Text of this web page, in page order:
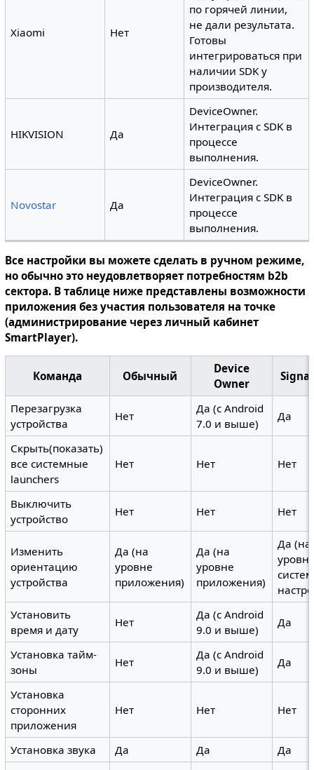
Xiaomi Нет
по горячей линии,
не дали результата.
Готовы
интегрироваться при
наличии SDK у
производителя.
HIKVISION Да
DeviceOwner.
Интеграция с SDK в
процессе
выполнения.
Novostar Да
DeviceOwner.
Интеграция с SDK в
процессе
выполнения.
Все настройки вы можете сделать в ручном режиме,
но обычно это неудовлетворяет потребностям b2b
сектора. В таблице ниже представлены возможности
приложения без участия пользователя на точке
(администрирование через личный кабинет
SmartPlayer).
Команда Обычный
Device
Owner
Перезагрузка
устройства
Нет
Да (c Android
7.0 и выше)
Да
Скрыть(показать)
все системные
launchers
Нет Нет Нет
Выключить
устройство
Нет Нет Нет
Изменить
ориентацию
устройства
Да (на
уровне
приложения)
Да (на
уровне
приложения)
Да (на
Установить
время и дату
Нет
Да (c Android
9.0 и выше)
Да
Установка тайм-
зоны
Нет
Да (c Android
9.0 и выше)
Да
Установка
сторонних
приложения
Нет Нет Нет
Установка звука Да Да
Да